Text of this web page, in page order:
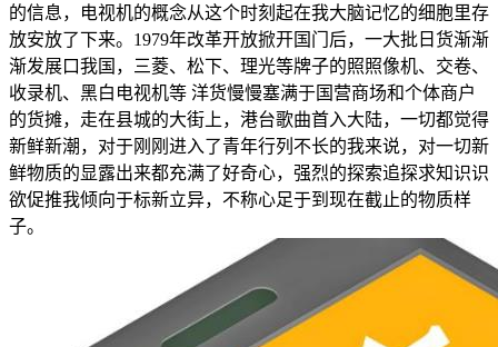
的信息，电视机的概念从这个时刻起在我大脑记忆的细胞里存
放安放了下来。1979年改革开放掀开国门后，一大批日货渐渐
渐发展口我国，三菱、松下、理光等牌子的照照像机、交卷、
收录机、黑白电视机等 洋货慢慢塞满于国营商场和个体商户
的货摊，走在县城的大街上，港台歌曲首入大陆，一切都觉得
新鲜新潮，对于刚刚进入了青年行列不长的我来说，对一切新
鲜物质的显露出来都充满了好奇心，强烈的探索追探求知识识
欲促推我倾向于标新立异，不称心足于到现在截止的物质样
子。